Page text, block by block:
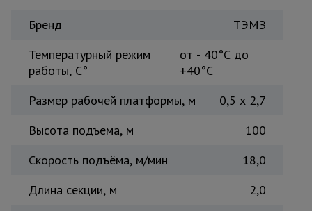
аппараты
пушки
Бренд
ТЭМЗ
Температурный режим
работы, C°
от - 40°С до
+40°С
Размер рабочей платформы, м
0,5 х 2,7
Высота подъема, м
100
Скорость подъёма, м/мин
18,0
Длина секции, м
2,0